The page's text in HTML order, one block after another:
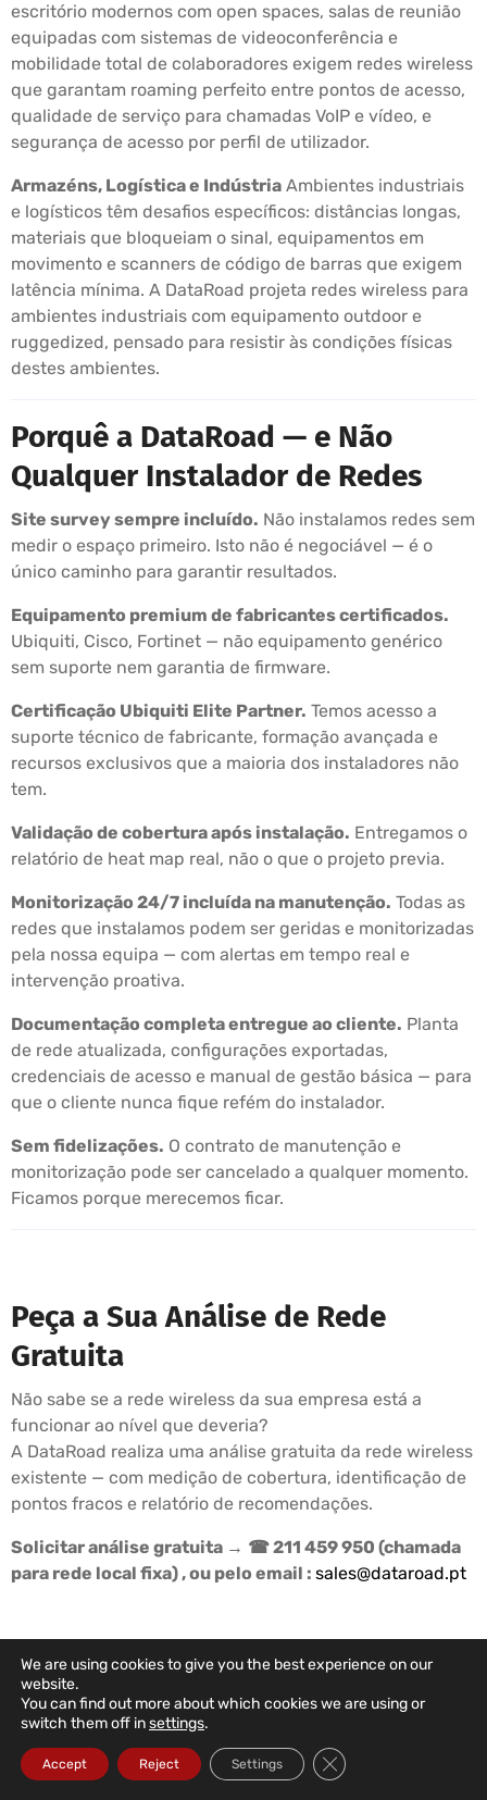
escritório modernos com open spaces, salas de reunião
equipadas com sistemas de videoconferência e
mobilidade total de colaboradores exigem redes wireless
que garantam roaming perfeito entre pontos de acesso,
qualidade de serviço para chamadas VoIP e vídeo, e
segurança de acesso por perfil de utilizador.
Armazéns, Logística e Indústria Ambientes industriais
e logísticos têm desafios específicos: distâncias longas,
materiais que bloqueiam o sinal, equipamentos em
movimento e scanners de código de barras que exigem
latência mínima. A DataRoad projeta redes wireless para
ambientes industriais com equipamento outdoor e
ruggedized, pensado para resistir às condições físicas
destes ambientes.
Porquê a DataRoad — e Não
Qualquer Instalador de Redes
Site survey sempre incluído. Não instalamos redes sem
medir o espaço primeiro. Isto não é negociável — é o
único caminho para garantir resultados.
Equipamento premium de fabricantes certificados.
Ubiquiti, Cisco, Fortinet — não equipamento genérico
sem suporte nem garantia de firmware.
Certificação Ubiquiti Elite Partner. Temos acesso a
suporte técnico de fabricante, formação avançada e
recursos exclusivos que a maioria dos instaladores não
tem.
Validação de cobertura após instalação. Entregamos o
relatório de heat map real, não o que o projeto previa.
Monitorização 24/7 incluída na manutenção. Todas as
redes que instalamos podem ser geridas e monitorizadas
pela nossa equipa — com alertas em tempo real e
intervenção proativa.
Documentação completa entregue ao cliente. Planta
de rede atualizada, configurações exportadas,
credenciais de acesso e manual de gestão básica — para
que o cliente nunca fique refém do instalador.
Sem fidelizações. O contrato de manutenção e
monitorização pode ser cancelado a qualquer momento.
Ficamos porque merecemos ficar.
Peça a Sua Análise de Rede
Gratuita
Não sabe se a rede wireless da sua empresa está a
funcionar ao nível que deveria?
A DataRoad realiza uma análise gratuita da rede wireless
existente — com medição de cobertura, identificação de
pontos fracos e relatório de recomendações.
Solicitar análise gratuita → ☎ 211 459 950 (chamada
para rede local fixa) , ou pelo email : sales@dataroad.pt
PLANOS DE SUPORTE DATAROAD
A Informática Da Sua Empresa
Nas Mãos Certas
We are using cookies to give you the best experience on our
website.
You can find out more about which cookies we are using or
switch them off insettings.
Accept Reject Settings Close GDPR Cookie